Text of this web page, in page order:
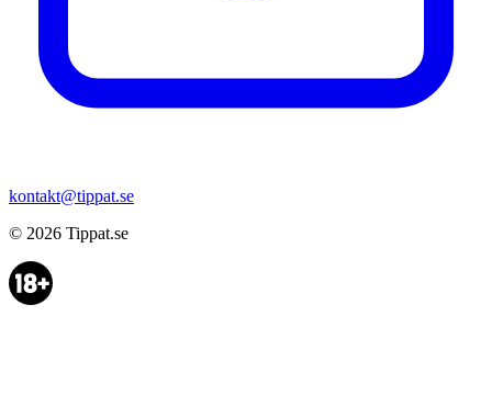
kontakt@tippat.se
© 2026 Tippat.se